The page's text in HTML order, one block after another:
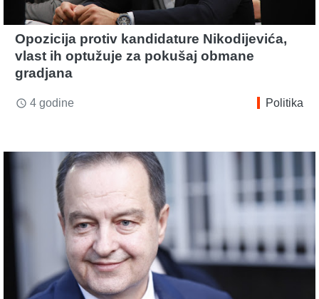
Opozicija protiv kandidature Nikodijevića,
vlast ih optužuje za pokušaj obmane
gradjana
access_time 4 godine Politika